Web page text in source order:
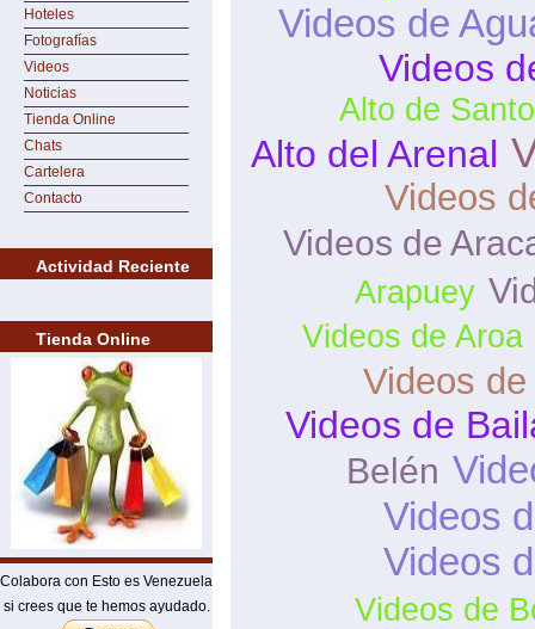
Hoteles
Fotografías
Videos
Noticias
Tienda Online
Chats
Cartelera
Contacto
Actividad Reciente
Tienda Online
Colabora con Esto es Venezuela
si crees que te hemos ayudado.
Videos de
Videos
Alto de
Alto del Arenal
Videos
Videos de
Arapuey
Videos de Aroa
Videos
Videos de
Belén
Videos
Videos
Videos de